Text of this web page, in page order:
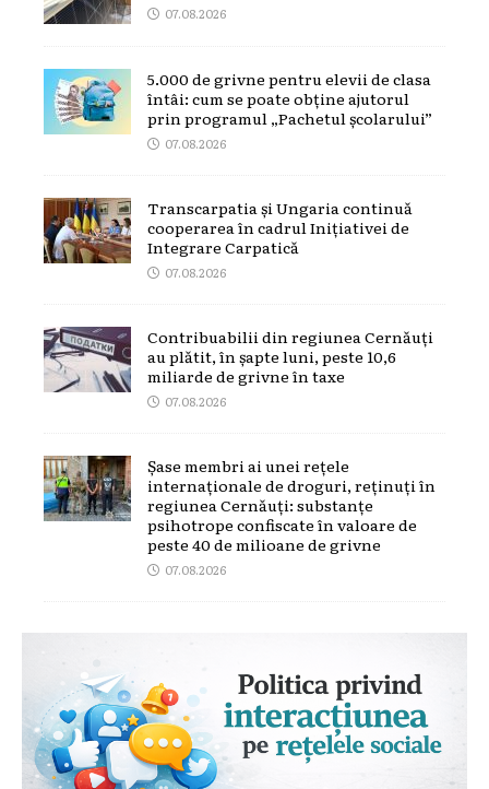
07.08.2026
5.000 de grivne pentru elevii de clasa
întâi: cum se poate obține ajutorul
prin programul „Pachetul școlarului”
07.08.2026
Transcarpatia și Ungaria continuă
cooperarea în cadrul Inițiativei de
Integrare Carpatică
07.08.2026
Contribuabilii din regiunea Cernăuți
au plătit, în șapte luni, peste 10,6
miliarde de grivne în taxe
07.08.2026
Șase membri ai unei rețele
internaționale de droguri, reținuți în
regiunea Cernăuți: substanțe
psihotrope confiscate în valoare de
peste 40 de milioane de grivne
07.08.2026